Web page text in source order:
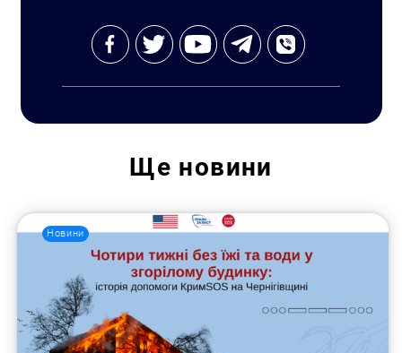
Ще новини
Новини